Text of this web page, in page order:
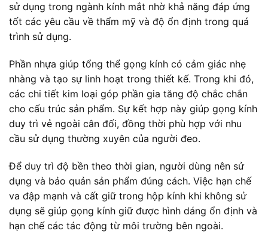
sử dụng trong ngành kính mắt nhờ khả năng đáp ứng
tốt các yêu cầu về thẩm mỹ và độ ổn định trong quá
trình sử dụng.
Phần nhựa giúp tổng thể gọng kính có cảm giác nhẹ
nhàng và tạo sự linh hoạt trong thiết kế. Trong khi đó,
các chi tiết kim loại góp phần gia tăng độ chắc chắn
cho cấu trúc sản phẩm. Sự kết hợp này giúp gọng kính
duy trì vẻ ngoài cân đối, đồng thời phù hợp với nhu
cầu sử dụng thường xuyên của người đeo.
Để duy trì độ bền theo thời gian, người dùng nên sử
dụng và bảo quản sản phẩm đúng cách. Việc hạn chế
va đập mạnh và cất giữ trong hộp kính khi không sử
dụng sẽ giúp gọng kính giữ được hình dáng ổn định và
hạn chế các tác động từ môi trường bên ngoài.